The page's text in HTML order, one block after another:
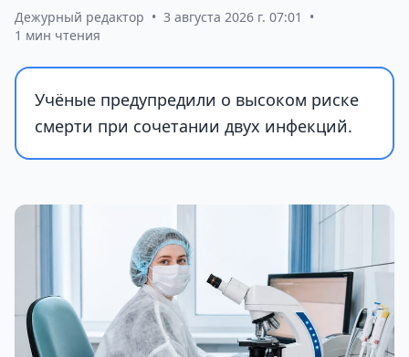
Дежурный редактор • 3 августа 2026 г. 07:01
•
1 мин чтения
Учёные предупредили о высоком риске
смерти при сочетании двух инфекций.